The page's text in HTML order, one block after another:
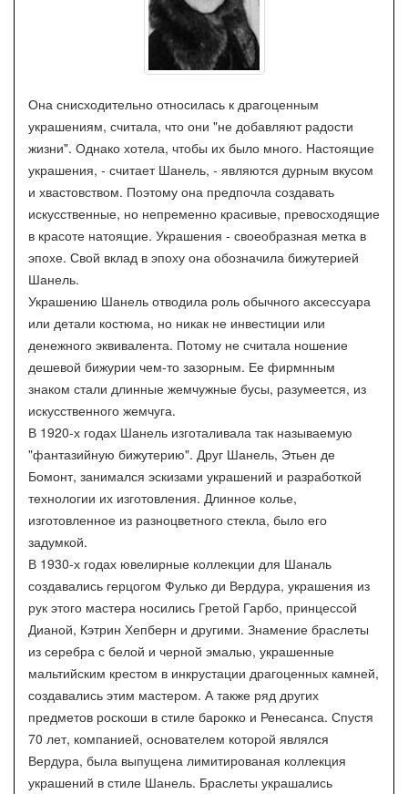
Она снисходительно относилась к драгоценным
украшениям, считала, что они "не добавляют радости
жизни". Однако хотела, чтобы их было много. Настоящие
украшения, - считает Шанель, - являются дурным вкусом
и хвастовством. Поэтому она предпочла создавать
искусственные, но непременно красивые, превосходящие
в красоте натоящие. Украшения - своеобразная метка в
эпохе. Свой вклад в эпоху она обозначила бижутерией
Шанель.
Украшению Шанель отводила роль обычного аксессуара
или детали костюма, но никак не инвестиции или
денежного эквивалента. Потому не считала ношение
дешевой бижурии чем-то зазорным. Ее фирмнным
знаком стали длинные жемчужные бусы, разумеется, из
искусственного жемчуга.
В 1920-х годах Шанель изготаливала так называемую
"фантазийную бижутерию". Друг Шанель, Этьен де
Бомонт, занимался эскизами украшений и разработкой
технологии их изготовления. Длинное колье,
изготовленное из разноцветного стекла, было его
задумкой.
В 1930-х годах ювелирные коллекции для Шаналь
создавались герцогом Фулько ди Вердура, украшения из
рук этого мастера носились Гретой Гарбо, принцессой
Дианой, Кэтрин Хепберн и другими. Знамение браслеты
из серебра с белой и черной эмалью, украшенные
мальтийским крестом в инкрустации драгоценных камней,
создавались этим мастером. А также ряд других
предметов роскоши в стиле барокко и Ренесанса. Спустя
70 лет, компанией, основателем которой являлся
Вердура, была выпущена лимитированая коллекция
украшений в стиле Шанель. Браслеты украшались